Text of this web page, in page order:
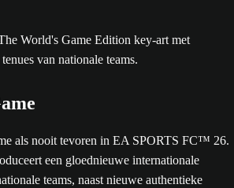
als nooit tevoren in EA SPORTS FC™ 26.
een gloednieuwe internationale
teams, naast nieuwe authentieke